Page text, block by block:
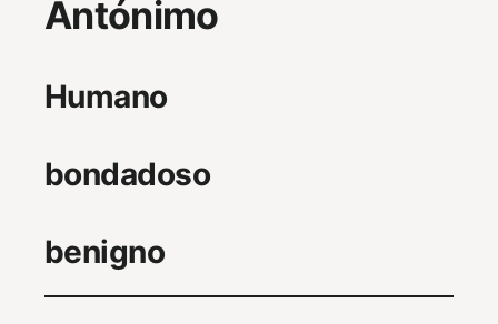
Antónimo
Humano
bondadoso
benigno